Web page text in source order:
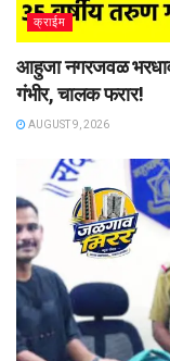
क्राईम
आहुजा नगरजवळ भरधाव
गंभीर, चालक फरार!
AUGUST 9, 2026